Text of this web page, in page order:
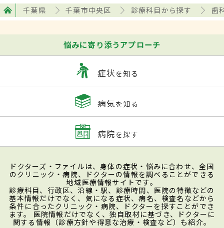
千葉県 千葉市中央区 診療科目から探す 歯
悩みに寄り添うアプローチ
症状を知る
病気を知る
病院を探す
ドクターズ・ファイルは、身体の症状・悩みに合わせ、全国
のクリニック・病院、ドクターの情報を調べることができる
地域医療情報サイトです。
診療科目、行政区、沿線・駅、診療時間、医院の特徴などの
基本情報だけでなく、気になる症状、病名、検査名などから
条件に合ったクリニック・病院、ドクターを探すことができ
ます。 医院情報だけでなく、独自取材に基づき、ドクターに
関する情報（診療方針や得意な治療・検査など）も紹介。